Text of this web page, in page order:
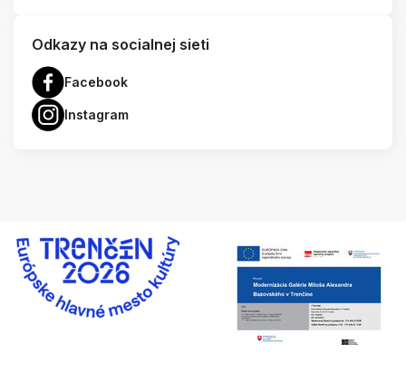
Odkazy na socialnej sieti
Facebook
Instagram